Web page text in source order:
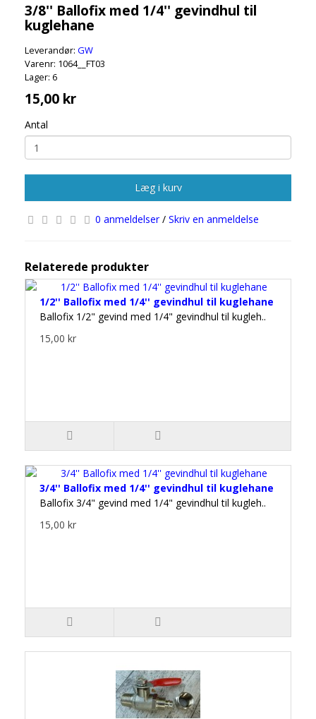
3/8'' Ballofix med 1/4'' gevindhul til
kuglehane
Leverandør: GW
Varenr: 1064__FT03
Lager: 6
15,00 kr
Antal
Læg i kurv
0 anmeldelser/ Skriv en anmeldelse
Relaterede produkter
1/2'' Ballofix med 1/4'' gevindhul til kuglehane
Ballofix 1/2" gevind med 1/4" gevindhul til kugleh..
15,00 kr
3/4'' Ballofix med 1/4'' gevindhul til kuglehane
Ballofix 3/4" gevind med 1/4" gevindhul til kugleh..
15,00 kr